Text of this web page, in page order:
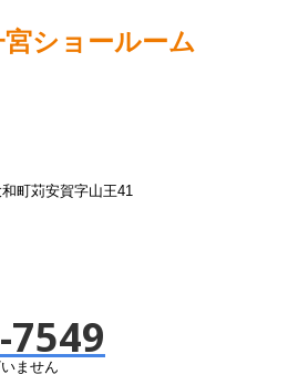
宮ショールーム
町苅安賀字山王41
7549
ません